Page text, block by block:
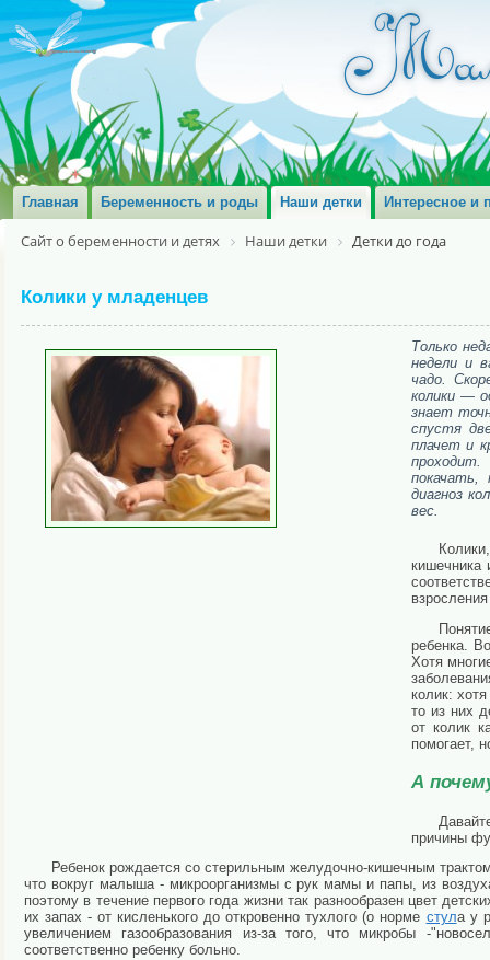
Главная Беременность и роды Наши детки Интересное и
Сайт о беременности и детях Наши детки Детки до года
Колики у младенцев
Только
недели и
чадо.
колики —
знает
спустя
плачет и
диагноз
вес.
кишечника
ребенка.
Хотя
колик:
то из них
от колик
помогает,
А
причины
Ребенок рождается со стерильным желудочно-кишечным
что вокруг малыша - микроорганизмы с рук мамы и папы, из
поэтому в течение первого года жизни так разнообразен цвет
их запах - от кисленького до откровенно тухлого (о норме стула у
увеличением газообразования из-за того, что микробы -
соответственно ребенку больно.